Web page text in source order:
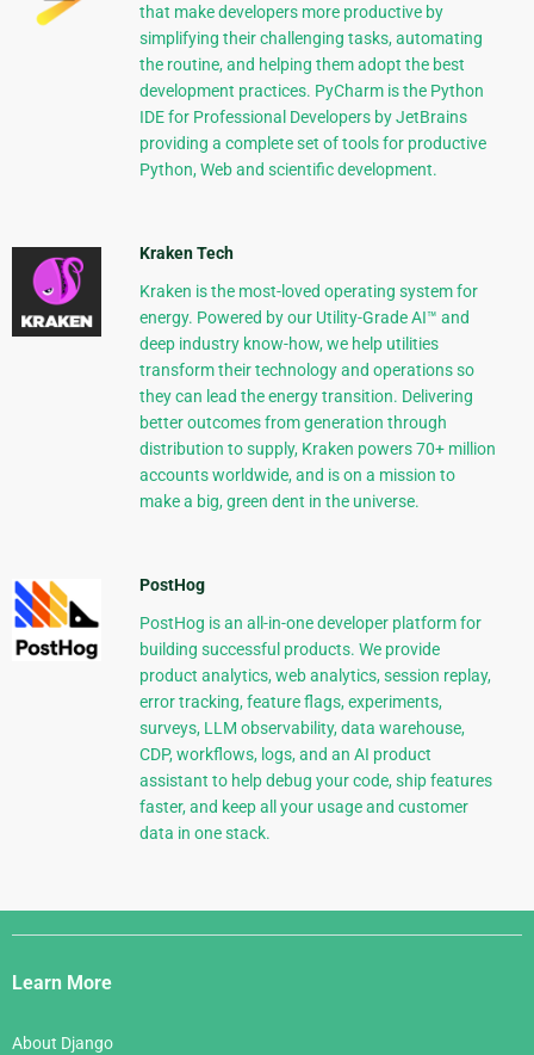
that make developers more productive by
simplifying their challenging tasks, automating
the routine, and helping them adopt the best
development practices. PyCharm is the Python
IDE for Professional Developers by JetBrains
providing a complete set of tools for productive
Python, Web and scientific development.
Kraken Tech
Kraken is the most-loved operating system for
energy. Powered by our Utility-Grade AI™ and
deep industry know-how, we help utilities
transform their technology and operations so
they can lead the energy transition. Delivering
better outcomes from generation through
distribution to supply, Kraken powers 70+ million
accounts worldwide, and is on a mission to
make a big, green dent in the universe.
PostHog
PostHog is an all-in-one developer platform for
building successful products. We provide
product analytics, web analytics, session replay,
error tracking, feature flags, experiments,
surveys, LLM observability, data warehouse,
CDP, workflows, logs, and an AI product
assistant to help debug your code, ship features
faster, and keep all your usage and customer
data in one stack.
Django
Links
Learn More
About Django